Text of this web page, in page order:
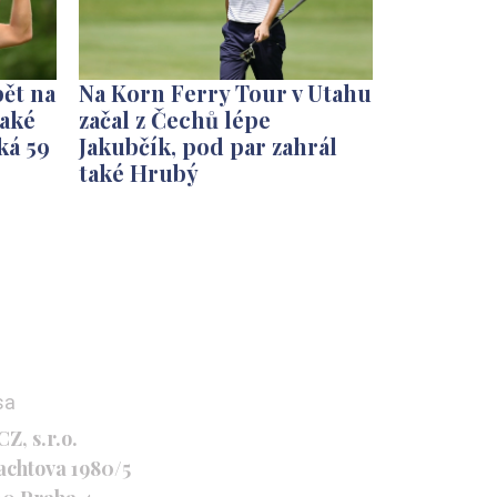
na
59
Na Korn Ferry Tour v Utahu
začal z Čechů lépe
Jakubčík, pod par zahrál
také Hrubý
s.r.o.
1980/5